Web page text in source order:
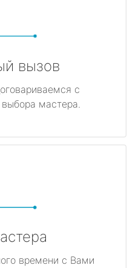
вызов
с
мастера.
времени с Вами